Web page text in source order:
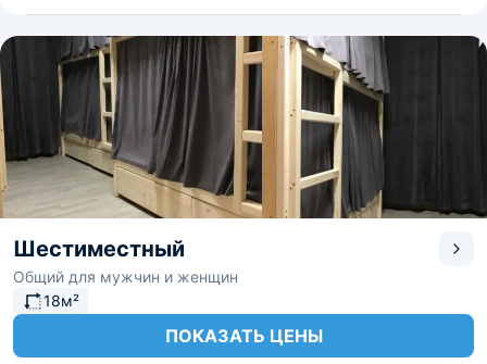
Шестиместный
Общий для мужчин и женщин
18м²
ПОКАЗАТЬ ЦЕНЫ